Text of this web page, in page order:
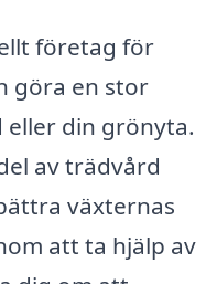
företag för
göra en stor
din grönyta.
av trädvård
växternas
att ta hjälp av